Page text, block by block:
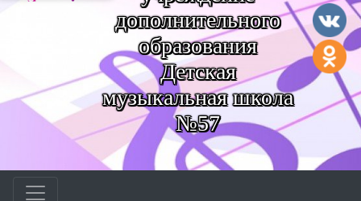
дополнительного
образования
Детская
музыкальная школа
№57